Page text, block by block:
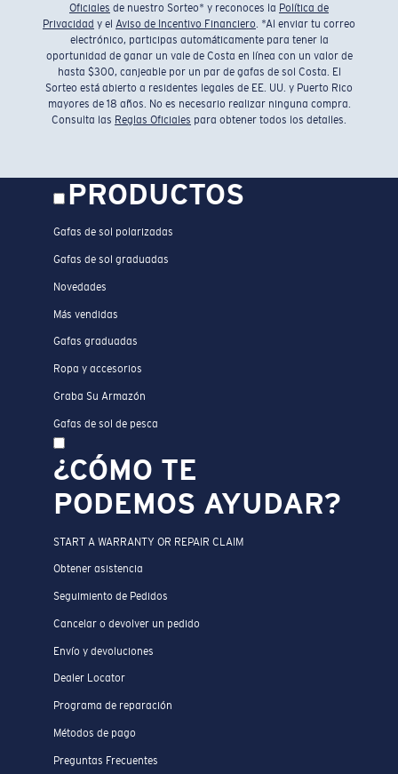
Oficiales de nuestro Sorteo* y reconoces la Política de
Privacidad y el Aviso de Incentivo Financiero. *Al enviar tu correo
electrónico, participas automáticamente para tener la
oportunidad de ganar un vale de Costa en línea con un valor de
hasta $300, canjeable por un par de gafas de sol Costa. El
Sorteo está abierto a residentes legales de EE. UU. y Puerto Rico
mayores de 18 años. No es necesario realizar ninguna compra.
Consulta las Reglas Oficiales para obtener todos los detalles.
PRODUCTOS
Gafas de sol polarizadas
Gafas de sol graduadas
Novedades
Más vendidas
Gafas graduadas
Ropa y accesorios
Graba Su Armazón
Gafas de sol de pesca
¿CÓMO TE
PODEMOS AYUDAR?
START A WARRANTY OR REPAIR CLAIM
Obtener asistencia
Seguimiento de Pedidos
Cancelar o devolver un pedido
Envío y devoluciones
Dealer Locator
Programa de reparación
Métodos de pago
Preguntas Frecuentes